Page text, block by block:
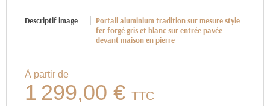
Descriptif image
Portail aluminium tradition sur mesure style
fer forgé gris et blanc sur entrée pavée
devant maison en pierre
À partir de
1 299,00 € TTC